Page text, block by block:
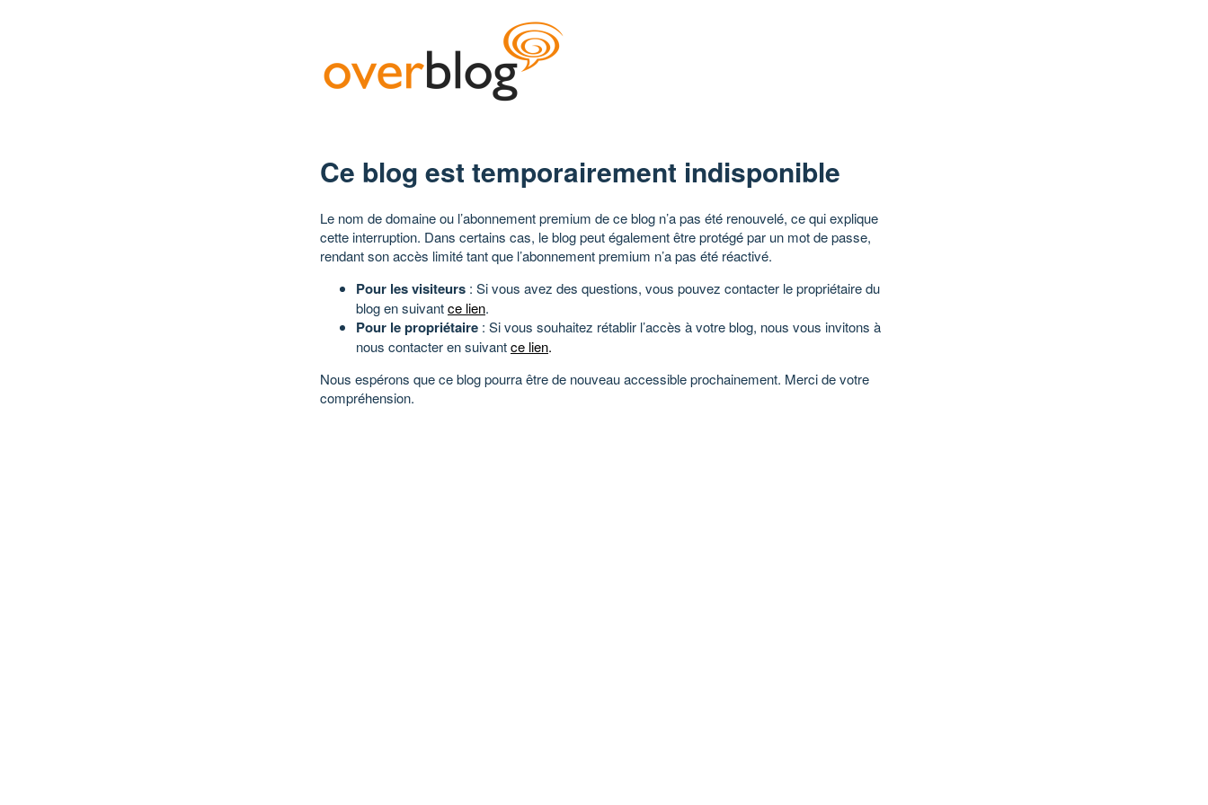
Ce blog est temporairement indisponible
Le nom de domaine ou l’abonnement premium de ce blog n’a pas été renouvelé, ce qui explique
cette interruption. Dans certains cas, le blog peut également être protégé par un mot de passe,
rendant son accès limité tant que l’abonnement premium n’a pas été réactivé.
Pour les visiteurs : Si vous avez des questions, vous pouvez contacter le propriétaire du
blog en suivantce lien.
Pour le propriétaire : Si vous souhaitez rétablir l’accès à votre blog, nous vous invitons à
nous contacter en suivantce lien.
Nous espérons que ce blog pourra être de nouveau accessible prochainement. Merci de votre
compréhension.